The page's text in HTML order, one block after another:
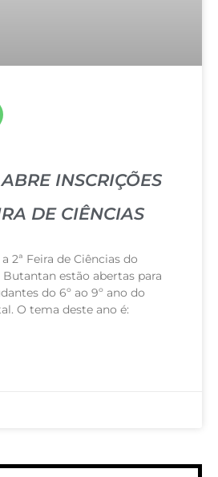
INSCRIÇÕES
DE CIÊNCIAS
2ª Feira de Ciências do
Butantan estão abertas para
do 6º ao 9º ano do
O tema deste ano é: